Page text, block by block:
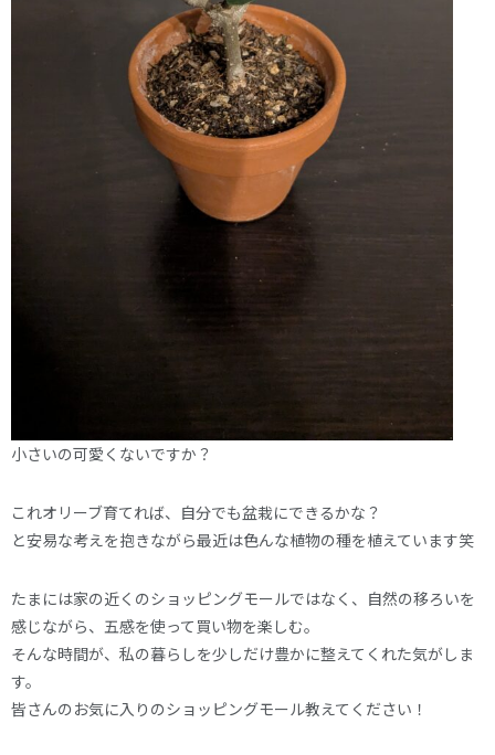
小さいの可愛くないですか？
これオリーブ育てれば、自分でも盆栽にできるかな？
と安易な考えを抱きながら最近は色んな植物の種を植えています笑
たまには家の近くのショッピングモールではなく、自然の移ろいを
感じながら、五感を使って買い物を楽しむ。
そんな時間が、私の暮らしを少しだけ豊かに整えてくれた気がしま
す。
皆さんのお気に入りのショッピングモール教えてください！